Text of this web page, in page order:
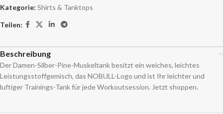
Kategorie: Shirts & Tanktops
Teilen:
Beschreibung
Der Damen-Silber-Pine-Muskeltank besitzt ein weiches, leichtes
Leistungsstoffgemisch, das NOBULL-Logo und ist Ihr leichter und
luftiger Trainings-Tank für jede Workoutsession. Jetzt shoppen.